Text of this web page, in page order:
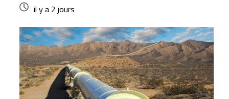
il y a 2 jours